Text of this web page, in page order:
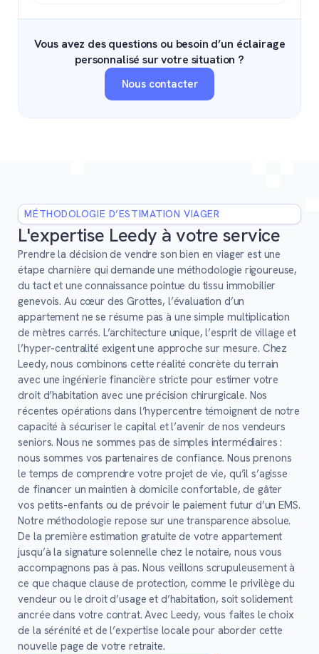
Vous avez des questions ou besoin d’un éclairage
personnalisé sur votre situation ?
Nous contacter
MÉTHODOLOGIE D’ESTIMATION VIAGER
L'expertise Leedy à votre service
Prendre la décision de vendre son bien en viager est une
étape charnière qui demande une méthodologie rigoureuse,
du tact et une connaissance pointue du tissu immobilier
genevois. Au cœur des Grottes, l’évaluation d’un
appartement ne se résume pas à une simple multiplication
de mètres carrés. L’architecture unique, l’esprit de village et
l’hyper-centralité exigent une approche sur mesure. Chez
Leedy, nous combinons cette réalité concrète du terrain
avec une ingénierie financière stricte pour estimer votre
droit d’habitation avec une précision chirurgicale. Nos
récentes opérations dans l’hypercentre témoignent de notre
capacité à sécuriser le capital et l’avenir de nos vendeurs
seniors. Nous ne sommes pas de simples intermédiaires :
nous sommes vos partenaires de confiance. Nous prenons
le temps de comprendre votre projet de vie, qu’il s’agisse
de financer un maintien à domicile confortable, de gâter
vos petits-enfants ou de prévoir le paiement futur d’un EMS.
Notre méthodologie repose sur une transparence absolue.
De la première estimation gratuite de votre appartement
jusqu’à la signature solennelle chez le notaire, nous vous
accompagnons pas à pas. Nous veillons scrupuleusement à
ce que chaque clause de protection, comme le privilège du
vendeur ou le droit d’usage et d’habitation, soit solidement
ancrée dans votre contrat. Avec Leedy, vous faites le choix
de la sérénité et de l’expertise locale pour aborder cette
nouvelle page de votre retraite.